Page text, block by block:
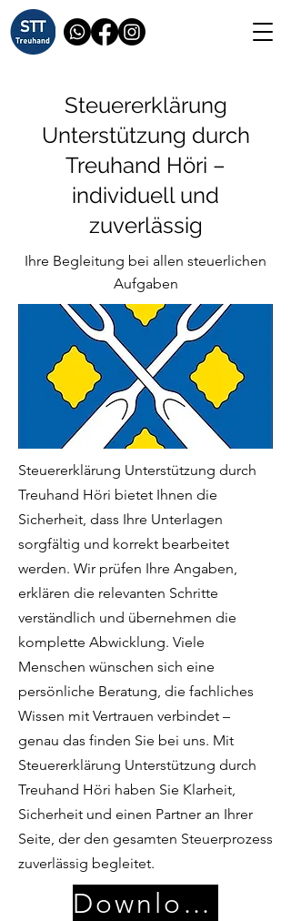
Steuererklärung
Unterstützung durch
Treuhand Höri –
individuell und
zuverlässig
Ihre Begleitung bei allen steuerlichen
Aufgaben
Steuererklärung Unterstützung durch
Treuhand Höri bietet Ihnen die
Sicherheit, dass Ihre Unterlagen
sorgfältig und korrekt bearbeitet
werden. Wir prüfen Ihre Angaben,
erklären die relevanten Schritte
verständlich und übernehmen die
komplette Abwicklung. Viele
Menschen wünschen sich eine
persönliche Beratung, die fachliches
Wissen mit Vertrauen verbindet –
genau das finden Sie bei uns. Mit
Steuererklärung Unterstützung durch
Treuhand Höri haben Sie Klarheit,
Sicherheit und einen Partner an Ihrer
Seite, der den gesamten Steuerprozess
zuverlässig begleitet.
Download